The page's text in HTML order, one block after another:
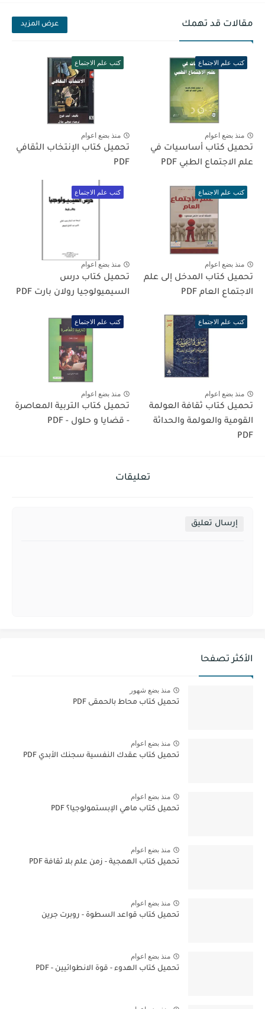
مقالات قد تهمك عرض المزيد
كتب علم الاجتماع
منذ بضع اعوام
تحميل كتاب أساسيات في
علم الاجتماع الطبي PDF
كتب علم الاجتماع
منذ بضع اعوام
تحميل كتاب الإنتخاب الثقافي
PDF
كتب علم الاجتماع
منذ بضع اعوام
تحميل كتاب المدخل إلى علم
الاجتماع العام PDF
كتب علم الاجتماع
منذ بضع اعوام
تحميل كتاب درس
السيميولوجيا رولان بارت PDF
كتب علم الاجتماع
منذ بضع اعوام
تحميل كتاب ثقافة العولمة
القومية والعولمة والحداثة
PDF
كتب علم الاجتماع
منذ بضع اعوام
تحميل كتاب التربية المعاصرة
- قضايا و حلول - PDF
تعليقات
إرسال تعليق
الأكثر تصفحا
منذ بضع شهور
تحميل كتاب محاط بالحمقى PDF
منذ بضع اعوام
تحميل كتاب عقدك النفسية سجنك الأبدي PDF
منذ بضع اعوام
تحميل كتاب ماهي الإبستمولوجيا؟ PDF
منذ بضع اعوام
تحميل كتاب الهمجية - زمن علم بلا ثقافة PDF
منذ بضع اعوام
تحميل كتاب قواعد السطوة - روبرت جرين
منذ بضع اعوام
تحميل كتاب الهدوء - قوة الانطوائيين - PDF